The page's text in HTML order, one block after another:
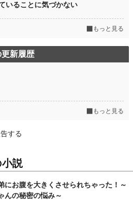
いることに気づかない
もっと見る
新履歴
もっと見る
する
説
にお腹を大きくさせられちゃった！～
んの秘密の悩み～